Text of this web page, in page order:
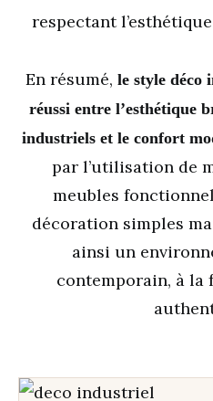
respectant
En résumé, le style déco
réussi entre l’esthétique
industriels et le confort
par l’utilisation de
meubles
décoration simples
ainsi un
contemporain, à la